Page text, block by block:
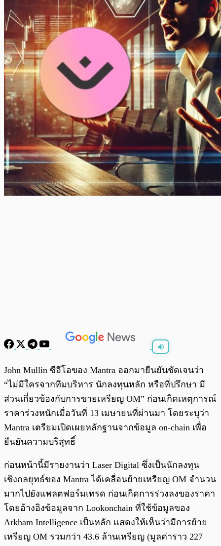
พร้อมเล่น 0:00 0:00
John Mullin ซีอีโอของ Mantra ออกมายืนยันชัดเจนว่า
“ไม่มีใครจากทีมบริหาร นักลงทุนหลัก หรือที่ปรึกษา มี
ส่วนเกี่ยวข้องกับการขายเหรียญ OM” ก่อนเกิดเหตุการณ์
ราคาร่วงหนักเมื่อวันที่ 13 เมษายนที่ผ่านมา โดยระบุว่า
Mantra เตรียมเปิดเผยหลักฐานจากข้อมูล on-chain เพื่อ
ยืนยันความบริสุทธิ์
ก่อนหน้านี้มีรายงานว่า Laser Digital ซึ่งเป็นนักลงทุน
เชิงกลยุทธ์ของ Mantra ได้เคลื่อนย้ายเหรียญ OM จำนวน
มากไปยังแพลตฟอร์มเทรด ก่อนเกิดการร่วงลงของราคา
โดยอ้างอิงข้อมูลจาก Lookonchain ที่ใช้ข้อมูลของ
Arkham Intelligence เป็นหลัก แสดงให้เห็นว่ามีการย้าย
เหรียญ OM รวมกว่า 43.6 ล้านเหรียญ (มูลค่าราว 227